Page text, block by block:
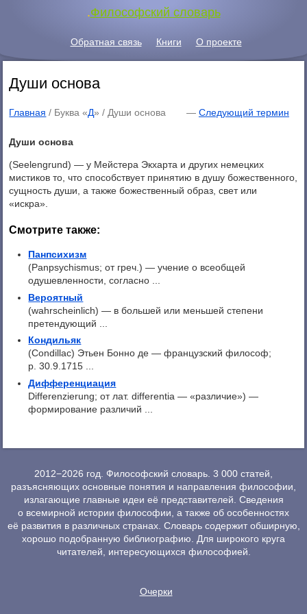
.Философский словарь
Обратная связь Книги О проекте
Души основа
Главная / Буква «Д» /Души основа — Следующий термин
Души основа
(Seelengrund) — у Мейстера Экхарта и других немецких
мистиков то, что способствует принятию в душу божественного,
сущность души, а также божественный образ, свет или
«искра».
Смотрите также:
Панпсихизм
(Panpsychismus; от греч.) — учение о всеобщей
одушевленности, согласно ...
Вероятный
(wahrscheinlich) — в большей или меньшей степени
претендующий ...
Кондильяк
(Condillac) Этьен Бонно де — французский философ;
р. 30.9.1715 ...
Дифференциация
Differenzierung; от лат. differentia — «различие») —
формирование различий ...
2012−2026 год. Философский словарь. 3 000 статей,
разъясняющих основные понятия и направления философии,
излагающие главные идеи её представителей. Сведения
о всемирной истории философии, а также об особенностях
её развития в различных странах. Словарь содержит обширную,
хорошо подобранную библиографию. Для широкого круга
читателей, интересующихся философией.
Очерки